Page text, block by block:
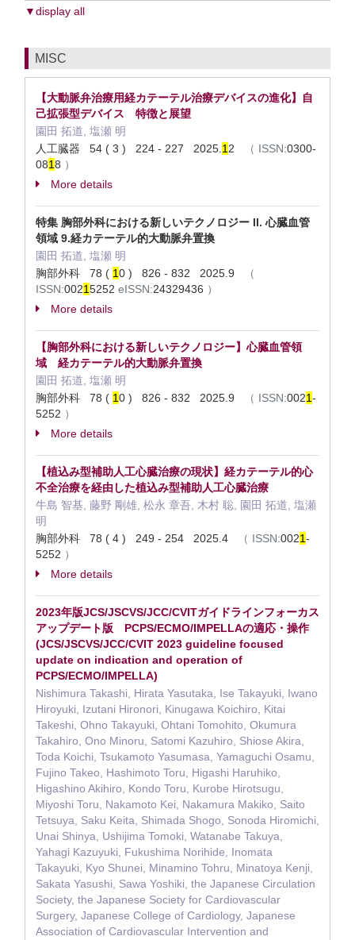
▼display all
MISC
【大動脈弁治療用経カテーテル治療デバイスの進化】自
己拡張型デバイス 特徴と展望
園田 拓道, 塩瀬 明
人工臓器 54 ( 3 ) 224 - 227 2025. 1 2 （ ISSN:0300-
0818 ）
More details
特集 胸部外科における新しいテクノロジー II. 心臓血管
領域 9.経カテーテル的大動脈弁置換
園田 拓道, 塩瀬 明
胸部外科 78 ( 10 ) 826 - 832 2025.9
（
ISSN:00215252 eISSN:24329436 ）
More details
【胸部外科における新しいテクノロジー】心臓血管領
域 経カテーテル的大動脈弁置換
園田 拓道, 塩瀬 明
胸部外科 78 ( 10 ) 826 - 832 2025.9 （ ISSN:0021-
5252 ）
More details
【植込み型補助人工心臓治療の現状】経カテーテル的心
不全治療を経由した植込み型補助人工心臓治療
牛島 智基, 藤野 剛雄, 松永 章吾, 木村 聡, 園田 拓道, 塩瀬
明
胸部外科 78 ( 4 ) 249 - 254 2025.4
（ ISSN:0021-
5252 ）
More details
2023年版JCS/JSCVS/JCC/CVITガイドラインフォーカス
アップデート版 PCPS/ECMO/IMPELLAの適応・操作
(JCS/JSCVS/JCC/CVIT 2023 guideline focused
update on indication and operation of
PCPS/ECMO/IMPELLA)
Nishimura Takashi, Hirata Yasutaka, Ise Takayuki, Iwano
Hiroyuki, Izutani Hironori, Kinugawa Koichiro, Kitai
Takeshi, Ohno Takayuki, Ohtani Tomohito, Okumura
Takahiro, Ono Minoru, Satomi Kazuhiro, Shiose Akira,
Toda Koichi, Tsukamoto Yasumasa, Yamaguchi Osamu,
Fujino Takeo, Hashimoto Toru, Higashi Haruhiko,
Higashino Akihiro, Kondo Toru, Kurobe Hirotsugu,
Miyoshi Toru, Nakamoto Kei, Nakamura Makiko, Saito
Tetsuya, Saku Keita, Shimada Shogo, Sonoda Hiromichi,
Unai Shinya, Ushijima Tomoki, Watanabe Takuya,
Yahagi Kazuyuki, Fukushima Norihide, Inomata
Takayuki, Kyo Shunei, Minamino Tohru, Minatoya Kenji,
Sakata Yasushi, Sawa Yoshiki, the Japanese Circulation
Society, the Japanese Society for Cardiovascular
Surgery, Japanese College of Cardiology, Japanese
Association of Cardiovascular Intervention and